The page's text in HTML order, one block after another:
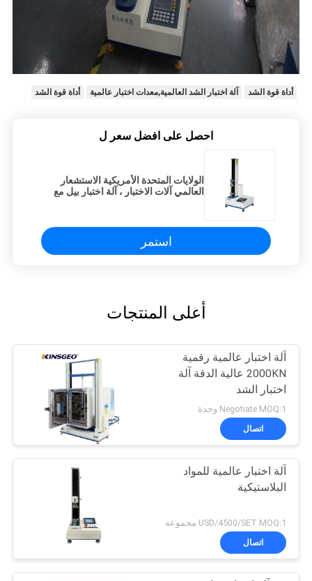
أداة قوة الشد آلة اختبار الشد العالمية,معدات اختبار عالمية أداة قوة الشد
احصل على افضل سعر ل
الولايات المتحدة الأمريكية الاستشعار
العالمي آلات الاختبار ، آلة اختبار بيل مع
استمر
أعلى المنتجات
آلة اختبار عالمية رقمية
2000KN عالية الدقة آلة
اختبار الشد
Negotiate MOQ:1 وحدة
اتصال
آلة اختبار عالمية للمواد
البلاستيكية
USD/4500/SET MOQ:1 مجموعة
اتصال